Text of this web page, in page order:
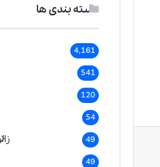
دسته بندی ها
4,161
541
120
54
49
49